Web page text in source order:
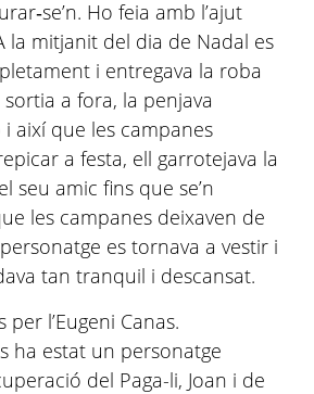
Ho feia amb l’ajut
la mitjanit del dia de Nadal es
i entregava la roba
a fora, la penjava
així que les campanes
a festa, ell garrotejava la
seu amic fins que se’n
les campanes deixaven de
es tornava a vestir i
tan tranquil i descansat.
l’Eugeni Canas.
ha estat un personatge
del Paga-li, Joan i de